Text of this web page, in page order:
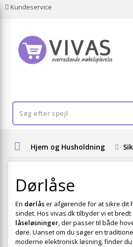
Kundeservice
Hjem og Husholdning
Dørlåse
En dørlåser afgørende for at sikre dit
sindet. Hos vivas.dk tilbyder vi et
låseløsninger, der passer til både
døre. Uanset om du søger en
moderne elektronisk løsning, finder du